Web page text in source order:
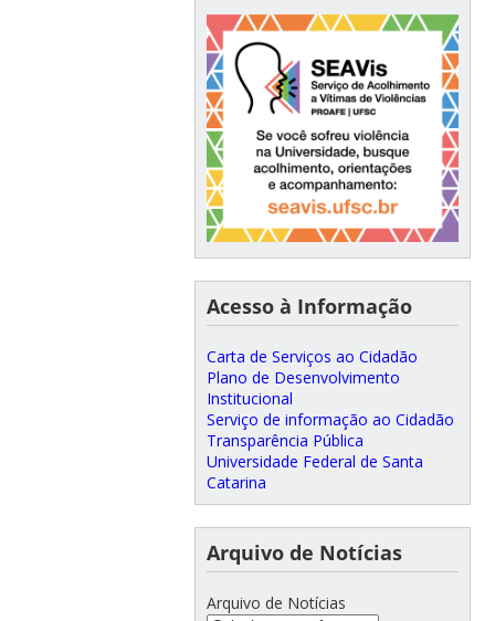
Acesso à Informação
Carta de Serviços ao Cidadão
Plano de Desenvolvimento
Institucional
Serviço de informação ao Cidadão
Transparência Pública
Universidade Federal de Santa
Catarina
Arquivo de Notícias
Arquivo de Notícias